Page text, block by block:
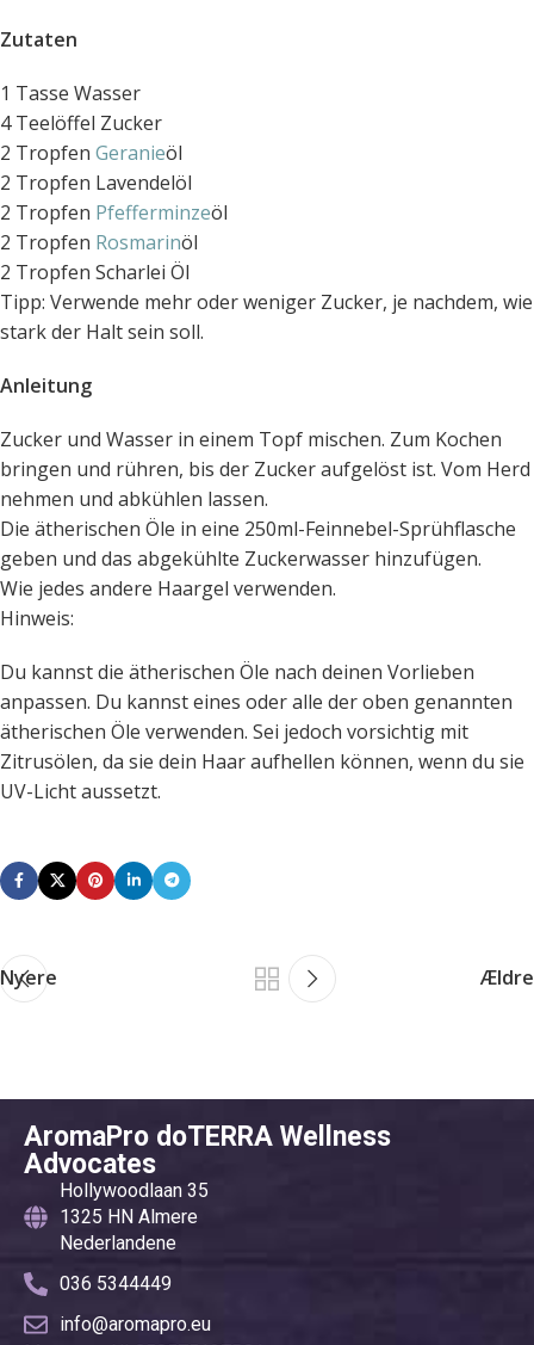
Zutaten
1 Tasse Wasser
4 Teelöffel Zucker
2 Tropfen Geranieöl
2 Tropfen Lavendelöl
2 Tropfen Pfefferminzeöl
2 Tropfen Rosmarinöl
2 Tropfen Scharlei Öl
Tipp: Verwende mehr oder weniger Zucker, je nachdem, wie
stark der Halt sein soll.
Anleitung
Zucker und Wasser in einem Topf mischen. Zum Kochen
bringen und rühren, bis der Zucker aufgelöst ist. Vom Herd
nehmen und abkühlen lassen.
Die ätherischen Öle in eine 250ml-Feinnebel-Sprühflasche
geben und das abgekühlte Zuckerwasser hinzufügen.
Wie jedes andere Haargel verwenden.
Hinweis:
Du kannst die ätherischen Öle nach deinen Vorlieben
anpassen. Du kannst eines oder alle der oben genannten
ätherischen Öle verwenden. Sei jedoch vorsichtig mit
Zitrusölen, da sie dein Haar aufhellen können, wenn du sie
UV-Licht aussetzt.
Nyere Ældre
AromaPro doTERRA Wellness
Advocates
Hollywoodlaan 35
1325 HN Almere
Nederlandene
036 5344449
info@aromapro.eu